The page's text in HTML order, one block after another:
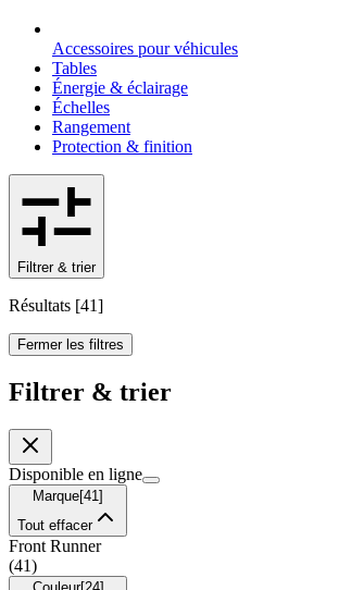
Accessoires pour véhicules
Tables
Énergie & éclairage
Échelles
Rangement
Protection & finition
Filtrer & trier
Résultats [41]
Fermer les filtres
Filtrer & trier
Disponible en ligne
Marque[41 ]
Tout effacer
Front Runner
(41)